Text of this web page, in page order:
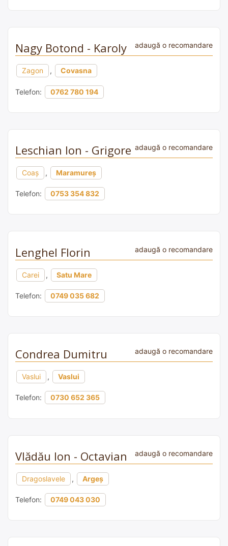
Nagy Botond - Karoly adaugă o recomandare
Zagon , Covasna
Telefon: 0762 780 194
Leschian Ion - Grigore adaugă o recomandare
Coaș , Maramureș
Telefon: 0753 354 832
Lenghel Florin adaugă o recomandare
Carei , Satu Mare
Telefon: 0749 035 682
Condrea Dumitru adaugă o recomandare
Vaslui , Vaslui
Telefon: 0730 652 365
Vlădău Ion - Octavian adaugă o recomandare
Dragoslavele , Argeș
Telefon: 0749 043 030